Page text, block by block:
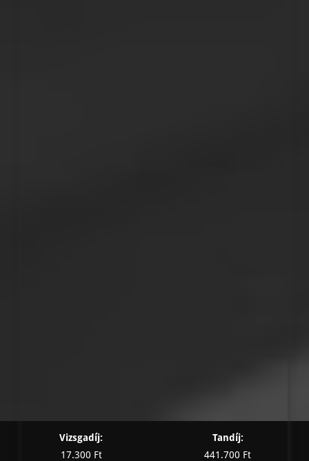
Vizsgadíj:
17.300 Ft
Tandíj:
441.700 Ft